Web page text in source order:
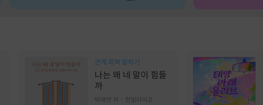
관계 회복 말하기
나는 왜 네 말이 힘들
까
박재연 저 한빛라이프